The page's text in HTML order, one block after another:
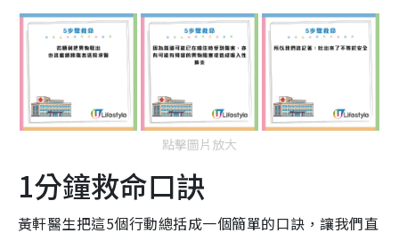
點擊圖片放大
1分鐘救命口訣
黃軒醫生把這5個行動總括成一個簡單的口訣，讓我們直